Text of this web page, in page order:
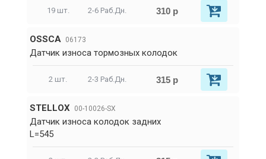
19 шт. 2-6 Раб.Дн. 310 р
OSSCA 06173
Датчик износа тормозных колодок
2 шт. 2-3 Раб.Дн. 315 р
STELLOX 00-10026-SX
Датчик износа колодок задних
L=545